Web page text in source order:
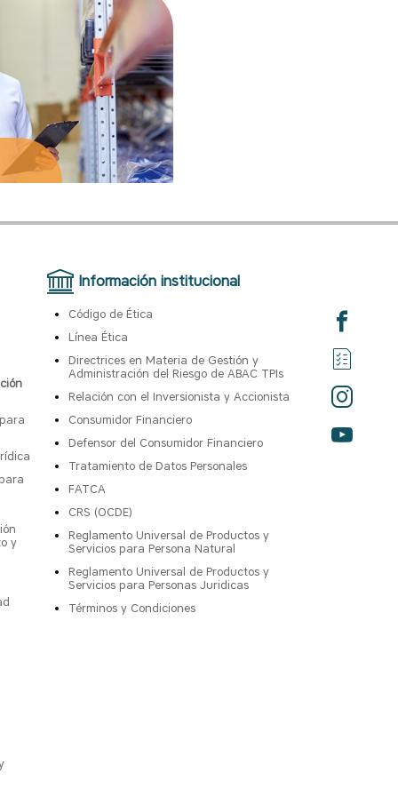
y
Información institucional
Código de Ética
Línea Ética
Directrices en Materia de Gestión y
Administración del Riesgo de ABAC TPIs
Relación con el Inversionista y Accionista
Consumidor Financiero
Defensor del Consumidor Financiero
Tratamiento de Datos Personales
FATCA
CRS (OCDE)
Reglamento Universal de Productos y
Servicios para Persona Natural
Reglamento Universal de Productos y
Servicios para Personas Juridicas
Términos y Condiciones